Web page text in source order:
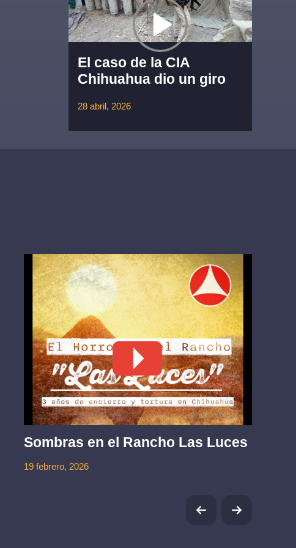
El caso de la CIA
Chihuahua dio un giro
28 abril, 2026
Sombras en el Rancho Las Luces
19 febrero, 2026